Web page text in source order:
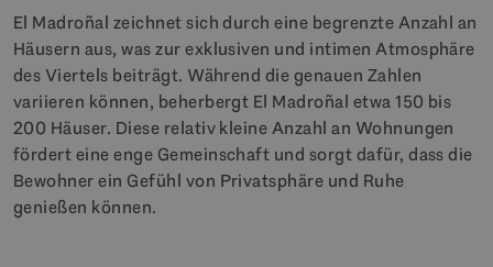
El Madroñal zeichnet sich durch eine begrenzte Anzahl an
Häusern aus, was zur exklusiven und intimen Atmosphäre
des Viertels beiträgt. Während die genauen Zahlen
variieren können, beherbergt El Madroñal etwa 150 bis
200 Häuser. Diese relativ kleine Anzahl an Wohnungen
fördert eine enge Gemeinschaft und sorgt dafür, dass die
Bewohner ein Gefühl von Privatsphäre und Ruhe
genießen können.